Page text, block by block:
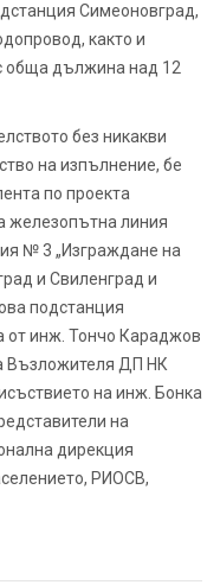
Симеоновград,
както и
обща дължина над 12
без никакви
на изпълнение, бе
по проекта
железопътна линия
№ 3 „Изграждане на
и Свиленград и
подстанция
от инж. Тончо Караджов
Възложителя ДП НК
на инж. Бонка
на
дирекция
РИОСВ,